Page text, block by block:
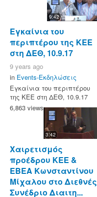
9:42
Εγκαίνια του
περιπτέρου της ΚΕΕ
στη ΔΕΘ, 10.9.17
9 years ago
in Events-Εκδηλώσεις
Εγκαίνια του περιπτέρου
της ΚΕΕ στη ΔΕΘ, 10.9.17
6,863 views
3:42
Χαιρετισμός
προέδρου ΚΕΕ &
ΕΒΕΑ Κωνσταντίνου
Μίχαλου στο Διεθνές
Συνέδριο Διαιτη...